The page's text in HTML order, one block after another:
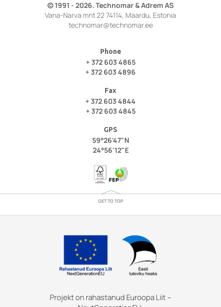
© 1991 - 2026. Technomar & Adrem AS
Vana-Narva mnt 22 74114, Maardu, Estonia
technomar@technomar.ee
Phone
+ 372 603 4865
+ 372 603 4896
Fax
+ 372 603 4844
+ 372 603 4845
GPS
59°26'47"N
24°56'12"E
GET TO TOP
Projekt on rahastanud Euroopa Liit –